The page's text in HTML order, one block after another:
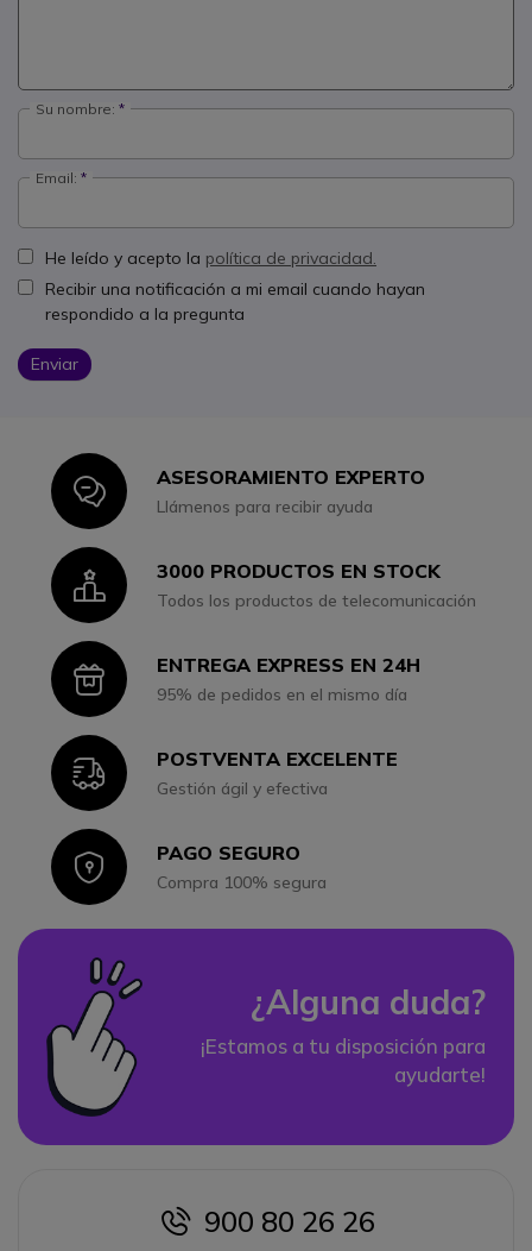
Su nombre:
Email:
He leído y acepto la política de privacidad.
Recibir una notificación a mi email cuando hayan
respondido a la pregunta
Enviar
IconASESORAMIENTO EXPERTO
Llámenos para recibir ayuda
Icon3000 PRODUCTOS EN STOCK
Todos los productos de telecomunicación
IconENTREGA EXPRESS EN 24H
95% de pedidos en el mismo día
IconPOSTVENTA EXCELENTE
Gestión ágil y efectiva
IconPAGO SEGURO
Compra 100% segura
¿Alguna duda?
¡Estamos a tu disposición para
ayudarte!
icon
900 80 26 26